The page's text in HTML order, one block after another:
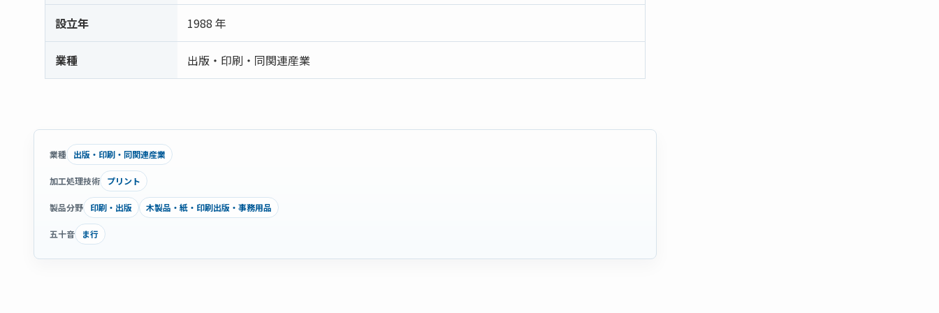
設立年 1988 年
業種 出版・印刷・同関連産業
業種 出版・印刷・同関連産業
加工処理技術 プリント
製品分野 印刷・出版 木製品・紙・印刷出版・事務用品
五十音 ま行